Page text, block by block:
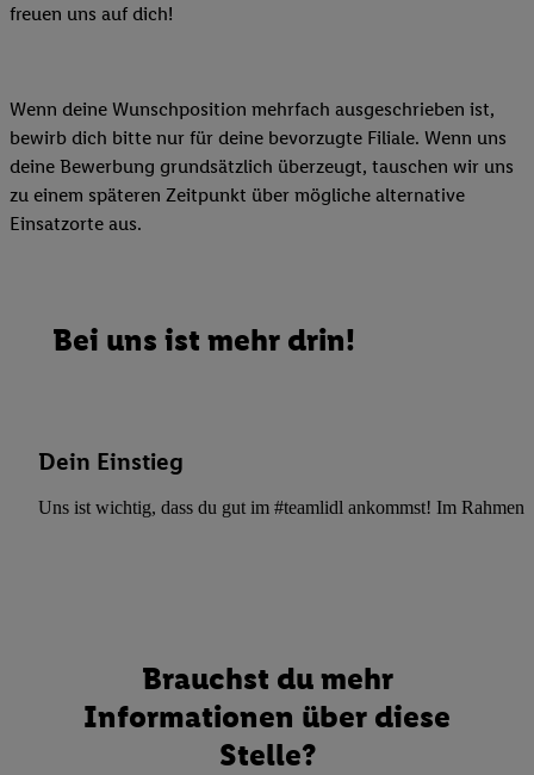
freuen uns auf dich!
Wenn deine Wunschposition mehrfach ausgeschrieben ist,
bewirb dich bitte nur für deine bevorzugte Filiale. Wenn uns
deine Bewerbung grundsätzlich überzeugt, tauschen wir uns
zu einem späteren Zeitpunkt über mögliche alternative
Einsatzorte aus.
Bei uns ist mehr drin!
Dein Einstieg
Uns ist wichtig, dass du gut im #teamlidl ankommst! Im Rahmen
Brauchst du mehr
Informationen über diese
Stelle?